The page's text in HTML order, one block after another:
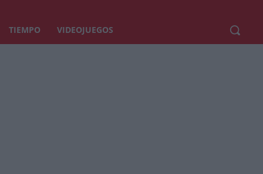
TIEMPO VIDEOJUEGOS